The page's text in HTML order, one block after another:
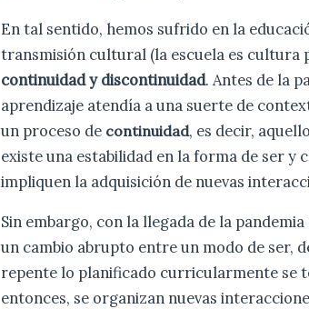
En tal sentido, hemos sufrido en la
transmisión cultural (la escuela es cultura
continuidad y discontinuidad. Antes de la
aprendizaje atendía a una suerte de
un proceso de continuidad, es decir,
existe una estabilidad en la forma de ser y
impliquen la adquisición de nuevas
Sin embargo, con la llegada de la
un cambio abrupto entre un modo de ser,
repente lo planificado curricularmente se
entonces, se organizan nuevas